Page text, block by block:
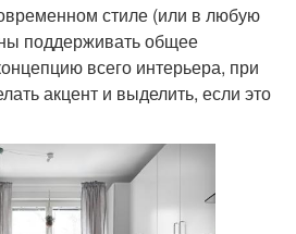
стиле (или в любую
поддерживать общее
всего интерьера, при
акцент и выделить, если это